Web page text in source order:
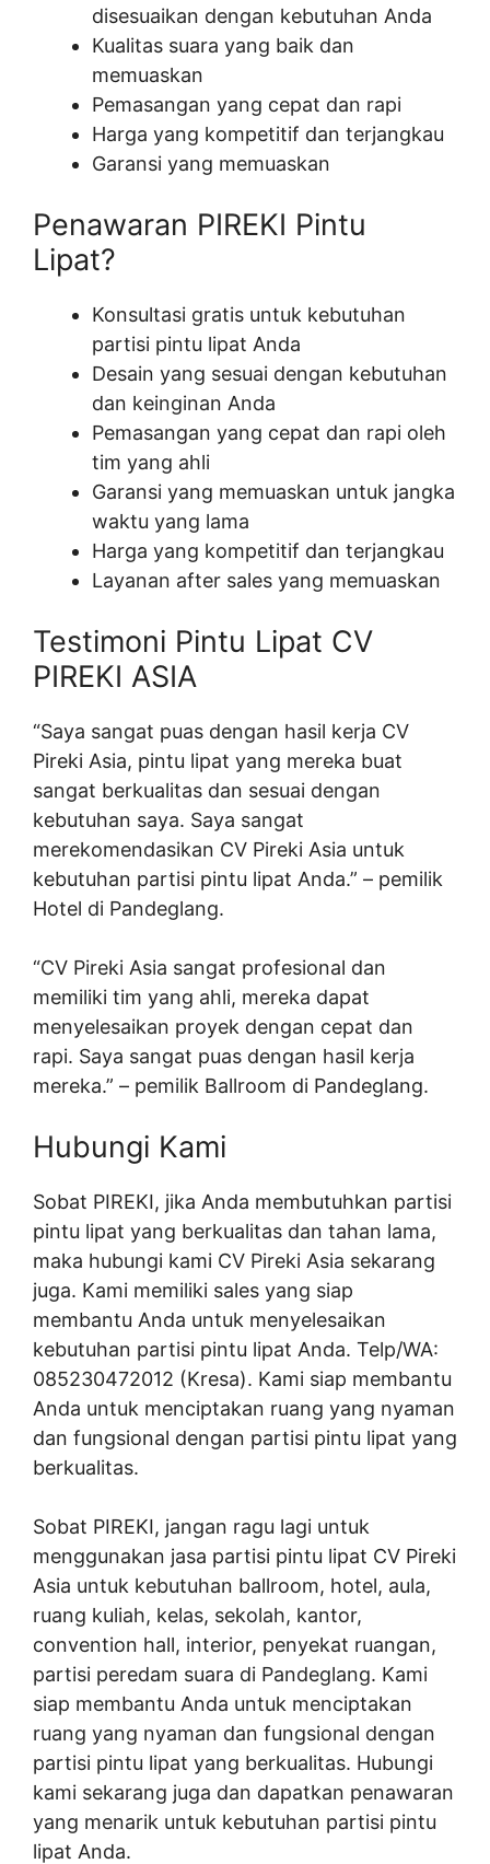
disesuaikan dengan kebutuhan Anda
Kualitas suara yang baik dan
memuaskan
Pemasangan yang cepat dan rapi
Harga yang kompetitif dan terjangkau
Garansi yang memuaskan
Penawaran PIREKI Pintu
Lipat?
Konsultasi gratis untuk kebutuhan
partisi pintu lipat Anda
Desain yang sesuai dengan kebutuhan
dan keinginan Anda
Pemasangan yang cepat dan rapi oleh
tim yang ahli
Garansi yang memuaskan untuk jangka
waktu yang lama
Harga yang kompetitif dan terjangkau
Layanan after sales yang memuaskan
Testimoni Pintu Lipat CV
PIREKI ASIA
“Saya sangat puas dengan hasil kerja CV
Pireki Asia, pintu lipat yang mereka buat
sangat berkualitas dan sesuai dengan
kebutuhan saya. Saya sangat
merekomendasikan CV Pireki Asia untuk
kebutuhan partisi pintu lipat Anda.” – pemilik
Hotel di Pandeglang.
“CV Pireki Asia sangat profesional dan
memiliki tim yang ahli, mereka dapat
menyelesaikan proyek dengan cepat dan
rapi. Saya sangat puas dengan hasil kerja
mereka.” – pemilik Ballroom di Pandeglang.
Hubungi Kami
Sobat PIREKI, jika Anda membutuhkan partisi
pintu lipat yang berkualitas dan tahan lama,
maka hubungi kami CV Pireki Asia sekarang
juga. Kami memiliki sales yang siap
membantu Anda untuk menyelesaikan
kebutuhan partisi pintu lipat Anda. Telp/WA:
085230472012 (Kresa). Kami siap membantu
Anda untuk menciptakan ruang yang nyaman
dan fungsional dengan partisi pintu lipat yang
berkualitas.
Sobat PIREKI, jangan ragu lagi untuk
menggunakan jasa partisi pintu lipat CV Pireki
Asia untuk kebutuhan ballroom, hotel, aula,
ruang kuliah, kelas, sekolah, kantor,
convention hall, interior, penyekat ruangan,
partisi peredam suara di Pandeglang. Kami
siap membantu Anda untuk menciptakan
ruang yang nyaman dan fungsional dengan
partisi pintu lipat yang berkualitas. Hubungi
kami sekarang juga dan dapatkan penawaran
yang menarik untuk kebutuhan partisi pintu
lipat Anda.